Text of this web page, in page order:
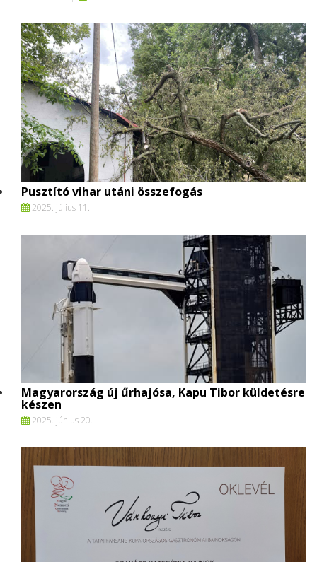
Pusztító vihar utáni összefogás
2025. július 11.
Magyarország új űrhajósa, Kapu Tibor küldetésre
készen
2025. június 20.